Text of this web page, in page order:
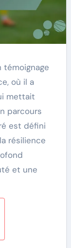
témoignage
où il a
mettait
parcours
est défini
résilience
et une